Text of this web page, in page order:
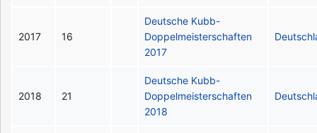
2017 16
Deutsche Kubb-
Doppelmeisterschaften
2017
2018 21
Deutsche Kubb-
Doppelmeisterschaften
2018